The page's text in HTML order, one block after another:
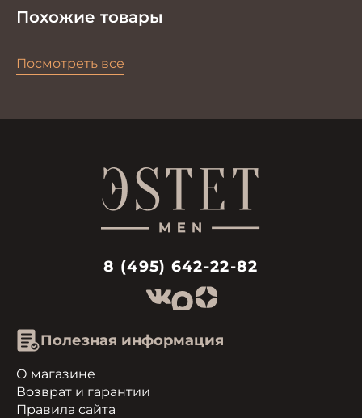
Похожие товары
Посмотреть все
8 (495) 642-22-82
Полезная информация
О магазине
Возврат и гарантии
Правила сайта